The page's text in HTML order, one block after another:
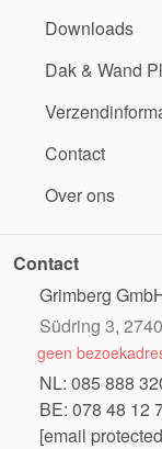
Downloads
Dak & Wand
Contact
Over ons
Contact
Grimberg
Südring 3,
geen
NL: 085 888
BE: 078 48 12
[email